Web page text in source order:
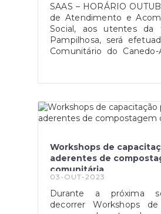
SAAS – HORÁRIO
de Atendimento e
Social, aos utentes da
Pampilhosa, será
Comunitário do Canedo-
dias 16, 23 e 30 de
Workshops de
aderentes de
comunitária
03-OUT-2023
Durante a próxima
decorrer Workshops de